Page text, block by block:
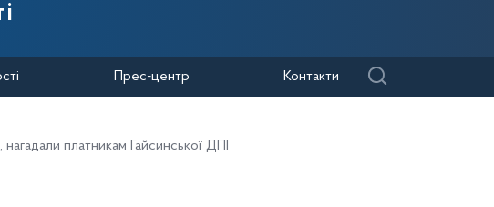
Прес-центр Контакти
платникам Гайсинської ДПІ